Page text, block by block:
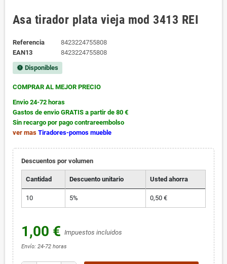
Asa tirador plata vieja mod 3413 REI
Referencia
8423224755808
EAN13
8423224755808
new_releases Disponibles
COMPRAR AL MEJOR PRECIO
Envio 24-72 horas
Gastos de envio GRATIS a partir de 80 €
Sin recargo por pago contrareembolso
ver mas Tiradores-pomos mueble
Descuentos por volumen
Cantidad Descuento unitario Usted ahorra
10 5% 0,50 €
1,00 € Impuestos incluidos
Envío: 24-72 horas